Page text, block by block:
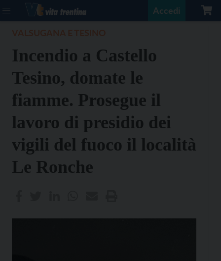
Accedi
Incendio a Castello
Tesino, domate le
fiamme. Prosegue il
lavoro di presidio dei
vigili del fuoco il località
Le Ronche